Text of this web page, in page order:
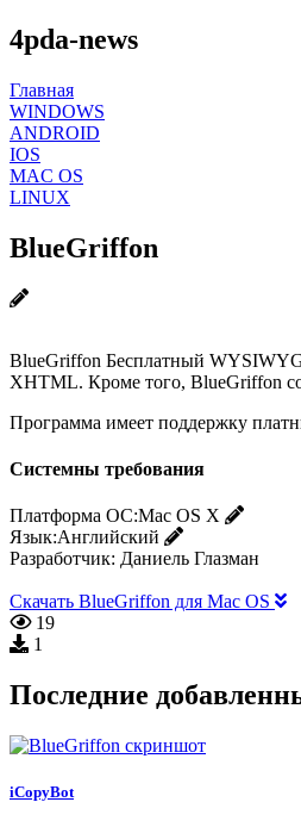
4pda-news
Главная
WINDOWS
ANDROID
IOS
MAC OS
LINUX
BlueGriffon
BlueGriffon Бесплатный
XHTML. Кроме того, BlueGriffon
Программа имеет поддержку
Системны требования
Платформа ОС:Mac OS X
Язык:Английский
Разработчик: Даниель Глазман
Скачать BlueGriffon для Mac OS
19
1
Последние
iCopyBot